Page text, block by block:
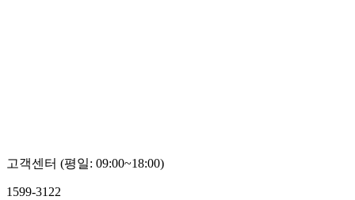
고객센터 (평일: 09:00~18:00)
1599-3122